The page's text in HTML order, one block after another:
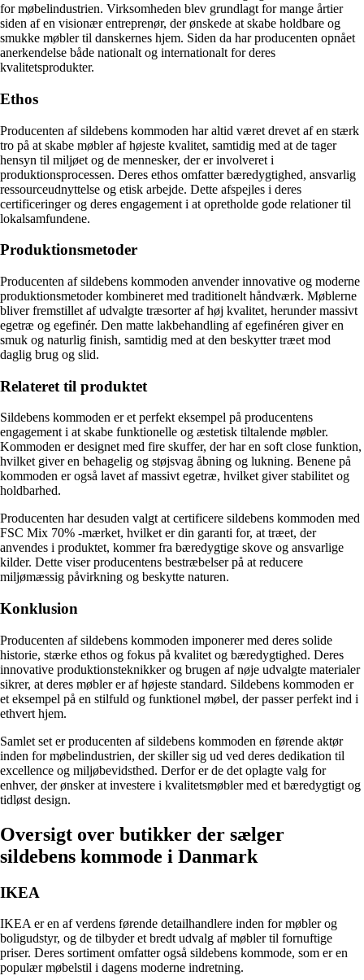
for møbelindustrien. Virksomheden blev grundlagt for mange årtier
siden af en visionær entreprenør, der ønskede at skabe holdbare og
smukke møbler til danskernes hjem. Siden da har producenten opnået
anerkendelse både nationalt og internationalt for deres
kvalitetsprodukter.
Ethos
Producenten af sildebens kommoden har altid været drevet af en stærk
tro på at skabe møbler af højeste kvalitet, samtidig med at de tager
hensyn til miljøet og de mennesker, der er involveret i
produktionsprocessen. Deres ethos omfatter bæredygtighed, ansvarlig
ressourceudnyttelse og etisk arbejde. Dette afspejles i deres
certificeringer og deres engagement i at opretholde gode relationer til
lokalsamfundene.
Produktionsmetoder
Producenten af sildebens kommoden anvender innovative og moderne
produktionsmetoder kombineret med traditionelt håndværk. Møblerne
bliver fremstillet af udvalgte træsorter af høj kvalitet, herunder massivt
egetræ og egefinér. Den matte lakbehandling af egefinéren giver en
smuk og naturlig finish, samtidig med at den beskytter træet mod
daglig brug og slid.
Relateret til produktet
Sildebens kommoden er et perfekt eksempel på producentens
engagement i at skabe funktionelle og æstetisk tiltalende møbler.
Kommoden er designet med fire skuffer, der har en soft close funktion,
hvilket giver en behagelig og støjsvag åbning og lukning. Benene på
kommoden er også lavet af massivt egetræ, hvilket giver stabilitet og
holdbarhed.
Producenten har desuden valgt at certificere sildebens kommoden med
FSC Mix 70% -mærket, hvilket er din garanti for, at træet, der
anvendes i produktet, kommer fra bæredygtige skove og ansvarlige
kilder. Dette viser producentens bestræbelser på at reducere
miljømæssig påvirkning og beskytte naturen.
Konklusion
Producenten af sildebens kommoden imponerer med deres solide
historie, stærke ethos og fokus på kvalitet og bæredygtighed. Deres
innovative produktionsteknikker og brugen af nøje udvalgte materialer
sikrer, at deres møbler er af højeste standard. Sildebens kommoden er
et eksempel på en stilfuld og funktionel møbel, der passer perfekt ind i
ethvert hjem.
Samlet set er producenten af sildebens kommoden en førende aktør
inden for møbelindustrien, der skiller sig ud ved deres dedikation til
excellence og miljøbevidsthed. Derfor er de det oplagte valg for
enhver, der ønsker at investere i kvalitetsmøbler med et bæredygtigt og
tidløst design.
Oversigt over butikker der sælger
sildebens kommode i Danmark
IKEA
IKEA er en af verdens førende detailhandlere inden for møbler og
boligudstyr, og de tilbyder et bredt udvalg af møbler til fornuftige
priser. Deres sortiment omfatter også sildebens kommode, som er en
populær møbelstil i dagens moderne indretning.